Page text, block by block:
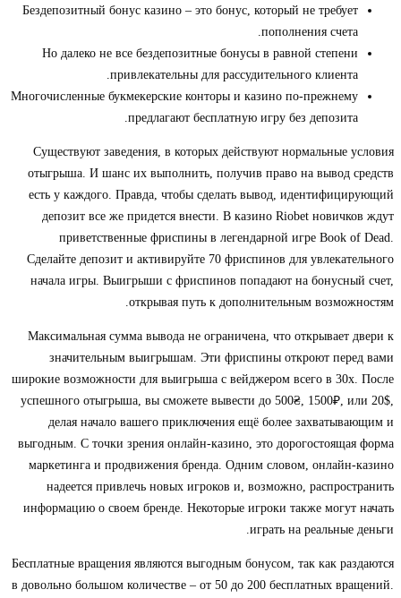
Бездепозитный бонус казино – это бонус, который не требует
пополнения счета.
Но далеко не все бездепозитные бонусы в равной степени
привлекательны для рассудительного клиента.
Многочисленные букмекерские конторы и казино по-прежнему
предлагают бесплатную игру без депозита.
Существуют заведения, в которых действуют нормальные условия
отыгрыша. И шанс их выполнить, получив право на вывод средств
есть у каждого. Правда, чтобы сделать вывод, идентифицирующий
депозит все же придется внести. В казино Riobet новичков ждут
приветственные фриспины в легендарной игре Book of Dead.
Сделайте депозит и активируйте 70 фриспинов для увлекательного
начала игры. Выигрыши с фриспинов попадают на бонусный счет,
открывая путь к дополнительным возможностям.
Максимальная сумма вывода не ограничена, что открывает двери к
значительным выигрышам. Эти фриспины откроют перед вами
широкие возможности для выигрыша с вейджером всего в 30х. После
успешного отыгрыша, вы сможете вывести до 500₴, 1500₽, или 20$,
делая начало вашего приключения ещё более захватывающим и
выгодным. С точки зрения онлайн-казино, это дорогостоящая форма
маркетинга и продвижения бренда. Одним словом, онлайн-казино
надеется привлечь новых игроков и, возможно, распространить
информацию о своем бренде. Некоторые игроки также могут начать
играть на реальные деньги.
Бесплатные вращения являются выгодным бонусом, так как раздаются
в довольно большом количестве – от 50 до 200 бесплатных вращений.